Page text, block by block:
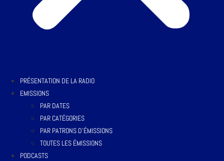
PRÉSENTATION DE LA RADIO
EMISSIONS
PAR DATES
PAR CATÉGORIES
PAR PATRONS D’ÉMISSIONS
TOUTES LES ÉMISSIONS
PODCASTS